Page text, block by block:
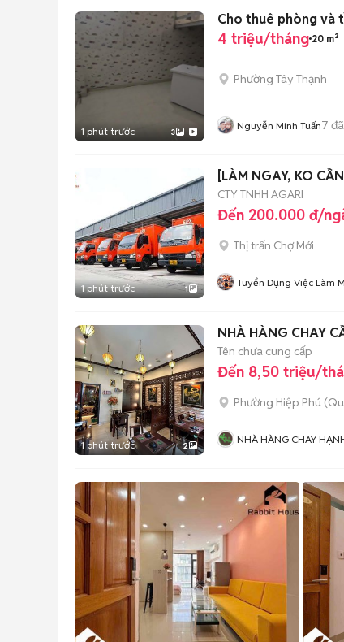
1 phút trước 3
Cho thuê phòng và
4 triệu/tháng 20 m²
Phường Tây Thạnh
Nguyễn Minh Tuấn7
1 phút trước 1
[LÀM NGAY, KO
CTY TNHH AGARI
Đến 200.000 đ/
Thị trấn Chợ Mới
Tuyển Dụng Việc Làm
1 phút trước 2
NHÀ HÀNG CHAY
Tên chưa cung cấp
Đến 8,50 triệu/
Phường Hiệp Phú
NHÀ HÀNG CHAY